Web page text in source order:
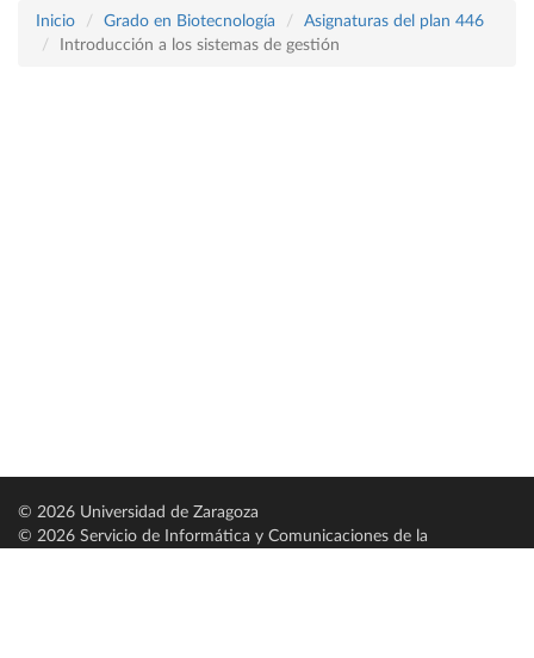
Inicio Grado en Biotecnología
Asignaturas del plan 446
Introducción a los sistemas de gestión
© 2026 Universidad de Zaragoza
© 2026 Servicio de Informática y Comunicaciones de la